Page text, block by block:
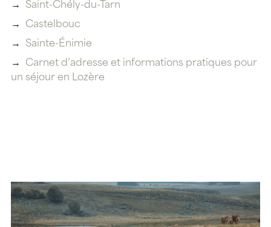
Saint-Chély-du-Tarn
Castelbouc
Sainte-Énimie
Carnet d’adresse et informations pratiques pour
un séjour en Lozère